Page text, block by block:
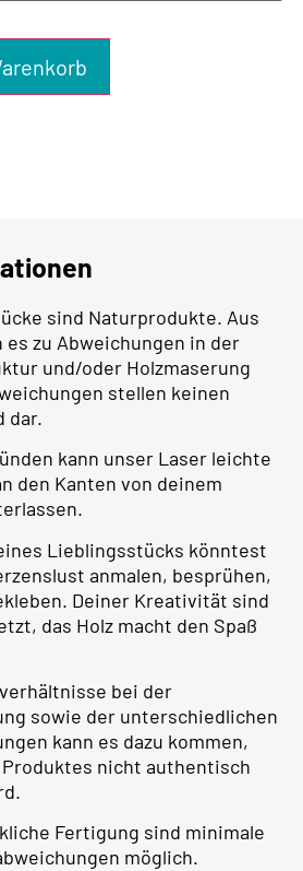
sind Naturprodukte. Aus
es zu Abweichungen in der
und/oder Holzmaserung
stellen keinen
dar.
kann unser Laser leichte
den Kanten von deinem
Lieblingsstücks könntest
anmalen, besprühen,
Deiner Kreativität sind
das Holz macht den Spaß
bei der
sowie der unterschiedlichen
kann es dazu kommen,
Produktes nicht authentisch
Fertigung sind minimale
möglich.